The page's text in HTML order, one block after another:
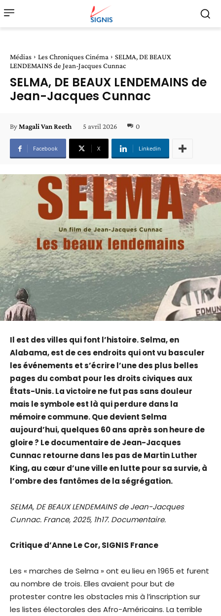
Médias Les Chroniques Cinéma
SELMA, DE BEAUX
LENDEMAINS de Jean-Jacques Cunnac
SELMA, DE BEAUX LENDEMAINS de
Jean-Jacques Cunnac
ByMagali Van Reeth 5 avril 2026 0
Facebook X Linkedin
Il est des villes qui font l’histoire. Selma, en
Alabama, est de ces endroits qui ont vu basculer
les événements et s’écrire l’une des plus belles
pages du combat pour les droits civiques aux
États-Unis. La victoire ne fut pas sans douleur
mais le symbole est là qui perdure dans la
mémoire commune. Que devient Selma
aujourd’hui, quelques 60 ans après son heure de
gloire ? Le documentaire de Jean-Jacques
Cunnac retourne dans les pas de Martin Luther
King, au cœur d’une ville en lutte pour sa survie, à
l’ombre des fantômes de la ségrégation.
SELMA, DE BEAUX LENDEMAINS de Jean-Jacques
Cunnac. France, 2025, 1h17. Documentaire.
Critique d’Anne Le Cor, SIGNIS France
Les « marches de Selma » ont eu lieu en 1965 et furent
au nombre de trois. Elles avaient pour but de
protester contre les obstacles mis à l’inscription sur
les listes électorales des Afro-Américains. La terrible